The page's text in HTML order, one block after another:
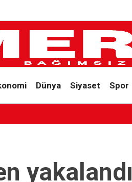
Dünya Siyaset Spor
yakalandı